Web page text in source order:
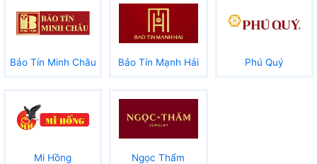
Bảo Tín Minh Châu Bảo Tín Mạnh Hải Phú Quý
Mi Hồng Ngọc Thẩm